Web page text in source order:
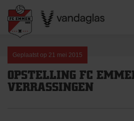
content
Geplaatst op 21 mei 2015
OPSTELLING FC
VERRASSINGEN